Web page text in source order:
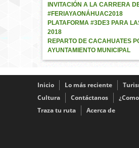
INVITACIÓN A LA CARRERA
#FERIAYAONÁHUAC2018
PLATAFORMA #3DE3 PARA
2018
REPARTO DE CACAHUATES
AYUNTAMIENTO MUNICIPAL
Inicio Lo más reciente
Cultura
Contáctanos
Traza tu ruta
Acerca de